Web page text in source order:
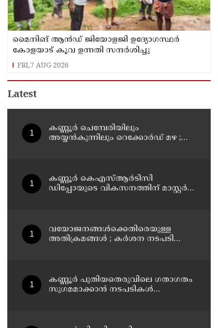
മൈനിങ് ആൻഡ്​ ജിയോളജി ഉദ്യോഗസ്ഥർ
കോളയാട് കൂവ ഉന്നതി സന്ദർശിച്ചു
FRI,7 AUG 2026
Latest
കണ്ണൂർ ചെമ്പേരിയിലും
അയ്യൻകുന്നിലും റെക്കോർഡ് മഴ ;
കണ്ണൂർ കെഎസ്ആർടിസി
ഡിപ്പോയുടെ വികസനത്തിന് മാസ്റ്റർ
വയോജനങ്ങൾക്കെതിരെയുള്ള
അതിക്രമങ്ങൾ ; കർശന നടപടി
കണ്ണൂർ പുതിയതെരുവിലെ ഗതാഗതം
സുഗമമാക്കാന്‍ നടപടികള്‍